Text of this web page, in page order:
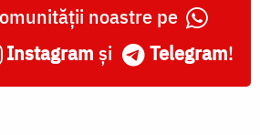
noastre pe
Instagram și Telegram!